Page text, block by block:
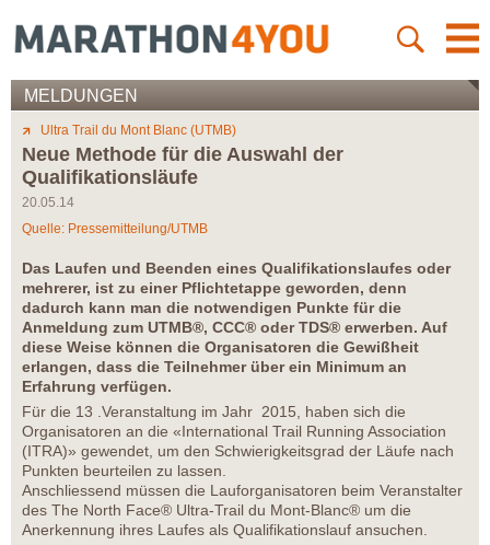
MELDUNGEN
Ultra Trail du Mont Blanc (UTMB)
Neue Methode für die Auswahl der
Qualifikationsläufe
20.05.14
Quelle: Pressemitteilung/UTMB
Das Laufen und Beenden eines Qualifikationslaufes oder
mehrerer, ist zu einer Pflichtetappe geworden, denn
dadurch kann man die notwendigen Punkte für die
Anmeldung zum UTMB®, CCC® oder TDS® erwerben. Auf
diese Weise können die Organisatoren die Gewißheit
erlangen, dass die Teilnehmer über ein Minimum an
Erfahrung verfügen.
Für die 13 .Veranstaltung im Jahr 2015, haben sich die
Organisatoren an die «International Trail Running Association
(ITRA)» gewendet, um den Schwierigkeitsgrad der Läufe nach
Punkten beurteilen zu lassen.
Anschliessend müssen die Lauforganisatoren beim Veranstalter
des The North Face® Ultra-Trail du Mont-Blanc® um die
Anerkennung ihres Laufes als Qualifikationslauf ansuchen.